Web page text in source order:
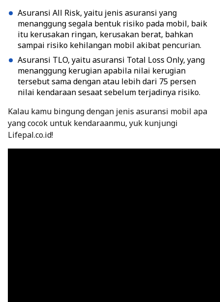
Asuransi All Risk, yaitu jenis asuransi yang
menanggung segala bentuk risiko pada mobil, baik
itu kerusakan ringan, kerusakan berat, bahkan
sampai risiko kehilangan mobil akibat pencurian.
Asuransi TLO, yaitu asuransi Total Loss Only, yang
menanggung kerugian apabila nilai kerugian
tersebut sama dengan atau lebih dari 75 persen
nilai kendaraan sesaat sebelum terjadinya risiko.
Kalau kamu bingung dengan jenis asuransi mobil apa
yang cocok untuk kendaraanmu, yuk kunjungi
Lifepal.co.id!